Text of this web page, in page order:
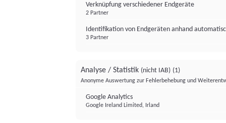
Verknüpfung verschiedener Endgeräte
2 Partner
Identifikation von Endgeräten anhand
3 Partner
Analyse / Statistik (nicht IAB) (1)
Anonyme Auswertung zur Fehlerbehebung und
Google Analytics
Google Ireland Limited, Irland